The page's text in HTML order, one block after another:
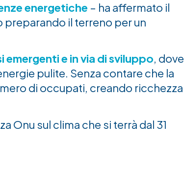
energetiche – ha affermato il
preparando il terreno per un
emergenti e in via di sviluppo, dove
pulite. Senza contare che la
di occupati, creando ricchezza
Onu sul clima che si terrà dal 31